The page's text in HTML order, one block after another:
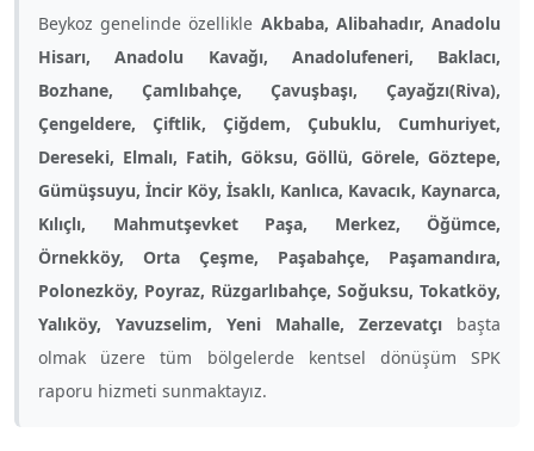
Beykoz genelinde özellikle Akbaba, Alibahadır, Anadolu
Hisarı, Anadolu Kavağı, Anadolufeneri, Baklacı,
Bozhane, Çamlıbahçe, Çavuşbaşı, Çayağzı(Riva),
Çengeldere, Çiftlik, Çiğdem, Çubuklu, Cumhuriyet,
Dereseki, Elmalı, Fatih, Göksu, Göllü, Görele, Göztepe,
Gümüşsuyu, İncir Köy, İsaklı, Kanlıca, Kavacık, Kaynarca,
Kılıçlı, Mahmutşevket Paşa, Merkez, Öğümce,
Örnekköy, Orta Çeşme, Paşabahçe, Paşamandıra,
Polonezköy, Poyraz, Rüzgarlıbahçe, Soğuksu, Tokatköy,
Yalıköy, Yavuzselim, Yeni Mahalle, Zerzevatçı başta
olmak üzere tüm bölgelerde kentsel dönüşüm SPK
raporu hizmeti sunmaktayız.